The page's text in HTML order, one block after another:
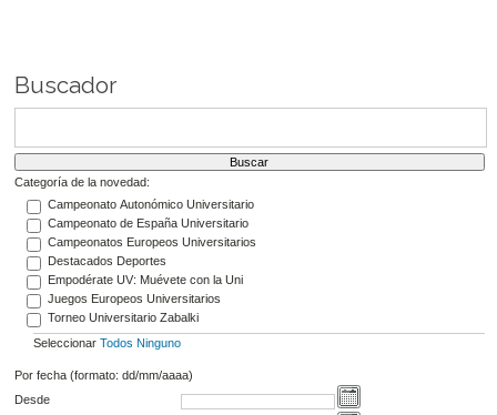
Buscador
Categoría de la novedad:
Campeonato Autonómico Universitario
Campeonato de España Universitario
Campeonatos Europeos Universitarios
Destacados Deportes
Empodérate UV: Muévete con la Uni
Juegos Europeos Universitarios
Torneo Universitario Zabalki
Seleccionar Todos Ninguno
Por fecha (formato: dd/mm/aaaa)
Desde